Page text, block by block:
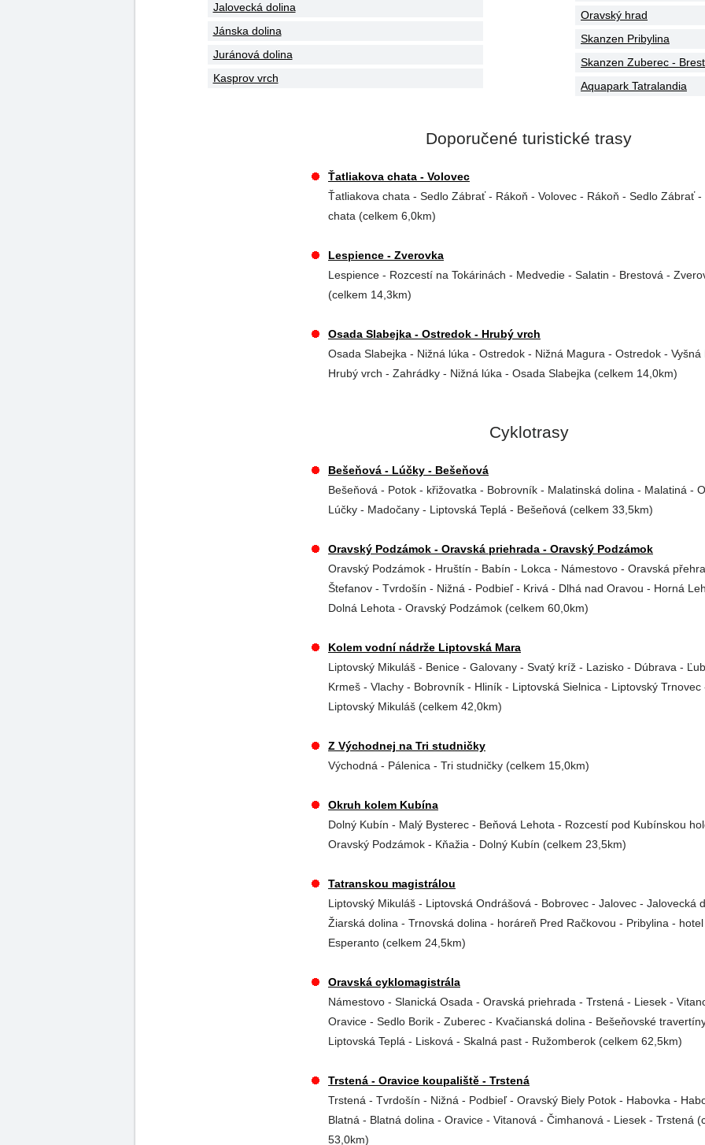
Jalovecká dolina
Jánska dolina
Juránová dolina
Kasprov vrch
Oravský hrad
Skanzen Pribylina
Skanzen Zuberec -
Aquapark Tatralandia
Doporučené turistické trasy
Ťatliakova chata - Volovec
Ťatliakova chata - Sedlo Zábrať - Rákoň - Volovec - Rákoň - Sedlo Zábrať -
chata (celkem 6,0km)
Lespience - Zverovka
Lespience - Rozcestí na Tokárinách - Medvedie - Salatin - Brestová -
(celkem 14,3km)
Osada Slabejka - Ostredok - Hrubý vrch
Osada Slabejka - Nižná lúka - Ostredok - Nižná Magura - Ostredok - Vyšná
Hrubý vrch - Zahrádky - Nižná lúka - Osada Slabejka (celkem 14,0km)
Cyklotrasy
Bešeňová - Lúčky - Bešeňová
Bešeňová - Potok - křižovatka - Bobrovník - Malatinská dolina - Malatiná -
Lúčky - Madočany - Liptovská Teplá - Bešeňová (celkem 33,5km)
Oravský Podzámok - Oravská priehrada - Oravský Podzámok
Oravský Podzámok - Hruštín - Babín - Lokca - Námestovo - Oravská
Štefanov - Tvrdošín - Nižná - Podbieľ - Krivá - Dlhá nad Oravou - Horná
Dolná Lehota - Oravský Podzámok (celkem 60,0km)
Kolem vodní nádrže Liptovská Mara
Liptovský Mikuláš - Benice - Galovany - Svatý kríž - Lazisko - Dúbrava -
Krmeš - Vlachy - Bobrovník - Hliník - Liptovská Sielnica - Liptovský Trnovec
Liptovský Mikuláš (celkem 42,0km)
Z Východnej na Tri studničky
Východná - Pálenica - Tri studničky (celkem 15,0km)
Okruh kolem Kubína
Dolný Kubín - Malý Bysterec - Beňová Lehota - Rozcestí pod Kubínskou
Oravský Podzámok - Kňažia - Dolný Kubín (celkem 23,5km)
Tatranskou magistrálou
Liptovský Mikuláš - Liptovská Ondrášová - Bobrovec - Jalovec - Jalovecká
Žiarská dolina - Trnovská dolina - horáreň Pred Račkovou - Pribylina - hotel
Esperanto (celkem 24,5km)
Oravská cyklomagistrála
Námestovo - Slanická Osada - Oravská priehrada - Trstená - Liesek -
Oravice - Sedlo Borik - Zuberec - Kvačianská dolina - Bešeňovské
Liptovská Teplá - Lisková - Skalná past - Ružomberok (celkem 62,5km)
Trstená - Oravice koupaliště - Trstená
Trstená - Tvrdošín - Nižná - Podbieľ - Oravský Biely Potok - Habovka -
Blatná - Blatná dolina - Oravice - Vitanová - Čimhanová - Liesek - Trstená
53,0km)